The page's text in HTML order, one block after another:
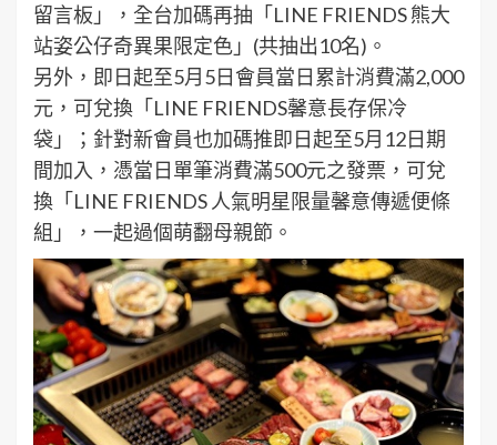
留言板」，全台加碼再抽「LINE FRIENDS 熊大
站姿公仔奇異果限定色」(共抽出10名)。
另外，即日起至5月5日會員當日累計消費滿2,000
元，可兌換「LINE FRIENDS馨意長存保冷
袋」；針對新會員也加碼推即日起至5月12日期
間加入，憑當日單筆消費滿500元之發票，可兌
換「LINE FRIENDS 人氣明星限量馨意傳遞便條
組」，一起過個萌翻母親節。